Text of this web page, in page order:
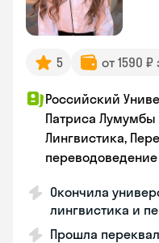
5 от 1590
Российский
Патриса
Лингвистика,
переводоведение
Окончила
лингвистика и
Прошла